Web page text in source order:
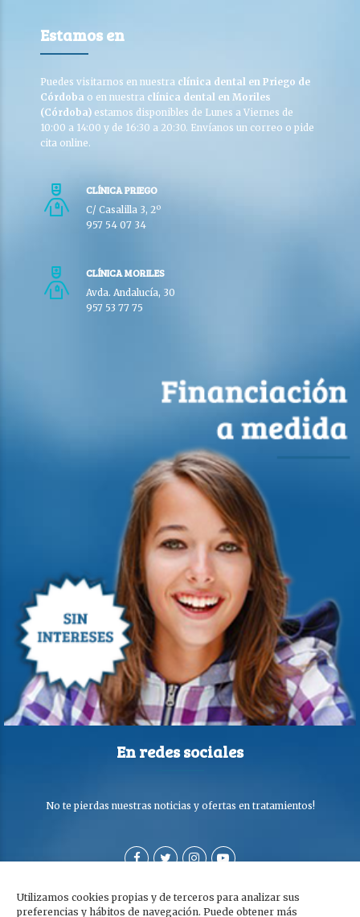
Utilizamos cookies propias y de terceros para analizar sus
preferencias y hábitos de navegación. Puede obtener más
Estamos en
Puedes visitarnos en nuestra clínica dental en Priego de
Córdoba o en nuestra clínica dental en Moriles
(Córdoba) estamos disponibles de Lunes a Viernes de
10:00 a 14:00 y de 16:30 a 20:30. Envíanos un correo o pide
cita online.
CLÍNICA PRIEGO
C/ Casalilla 3, 2º
957 54 07 34
CLÍNICA MORILES
Avda. Andalucía, 30
957 53 77 75
En redes sociales
No te pierdas nuestras noticias y ofertas en tratamientos!